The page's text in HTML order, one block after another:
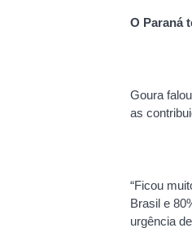
O Paraná
Goura
as
“Ficou
Brasil e
urgência